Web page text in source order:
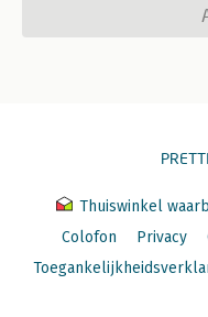
Thuiswinkel
Colofon
Privacy